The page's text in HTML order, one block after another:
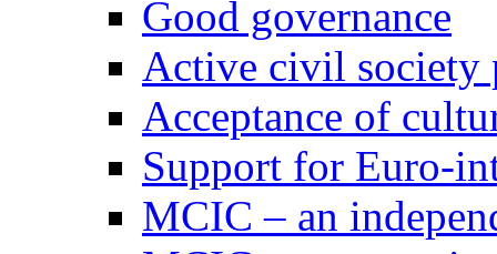
Good governance
Active civil society
Acceptance of
Support for Euro-
MCIC – an